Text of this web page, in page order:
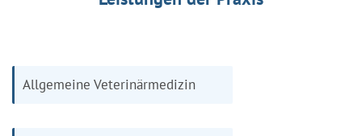
Allgemeine Veterinärmedizin